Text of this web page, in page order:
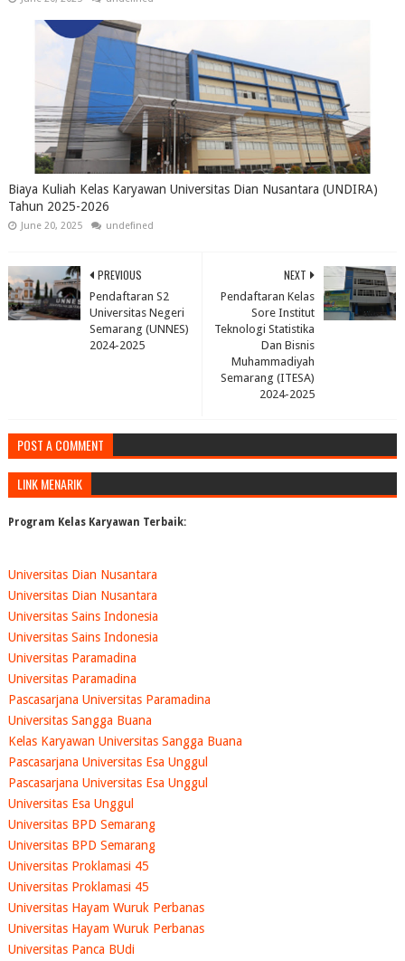
Biaya Kuliah Kelas Karyawan Universitas Dian Nusantara (UNDIRA)
Tahun 2025-2026
June 20, 2025 undefined
NEXT
Pendaftaran Kelas
Sore Institut
Teknologi Statistika
Dan Bisnis
Muhammadiyah
Semarang (ITESA)
2024-2025
PREVIOUS
Pendaftaran S2
Universitas Negeri
Semarang (UNNES)
2024-2025
POST A COMMENT
LINK MENARIK
Program Kelas Karyawan Terbaik:
Universitas Dian Nusantara
Universitas Dian Nusantara
Universitas Sains Indonesia
Universitas Sains Indonesia
Universitas Paramadina
Universitas Paramadina
Pascasarjana Universitas Paramadina
Universitas Sangga Buana
Kelas Karyawan Universitas Sangga Buana
Pascasarjana Universitas Esa Unggul
Pascasarjana Universitas Esa Unggul
Universitas Esa Unggul
Universitas BPD Semarang
Universitas BPD Semarang
Universitas Proklamasi 45
Universitas Proklamasi 45
Universitas Hayam Wuruk Perbanas
Universitas Hayam Wuruk Perbanas
Universitas Panca BUdi